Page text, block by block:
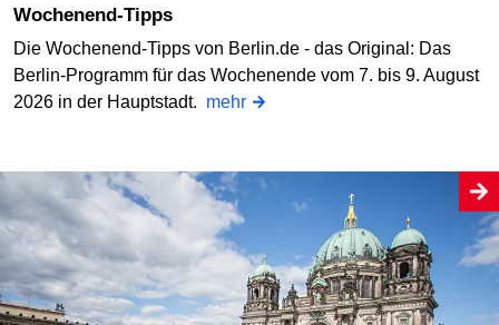
Wochenend-Tipps
Die Wochenend-Tipps von Berlin.de - das Original: Das
Berlin-Programm für das Wochenende vom 7. bis 9. August
2026 in der Hauptstadt. mehr